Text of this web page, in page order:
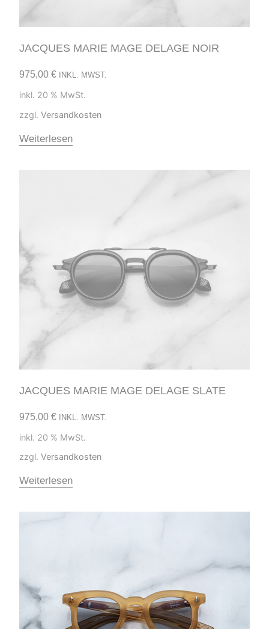
JACQUES MARIE MAGE DELAGE NOIR
975,00 € INKL. MWST.
inkl. 20 % MwSt.
zzgl. Versandkosten
Weiterlesen
JACQUES MARIE MAGE DELAGE SLATE
975,00 € INKL. MWST.
inkl. 20 % MwSt.
zzgl. Versandkosten
Weiterlesen